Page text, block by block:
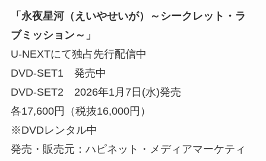
「永夜星河（えいやせいが）～シークレット・ラ
ブミッション～」
U-NEXTにて独占先行配信中
DVD-SET1 発売中
DVD-SET2 2026年1月7日(水)発売
各17,600円（税抜16,000円）
※DVDレンタル中
発売・販売元：ハピネット・メディアマーケティ